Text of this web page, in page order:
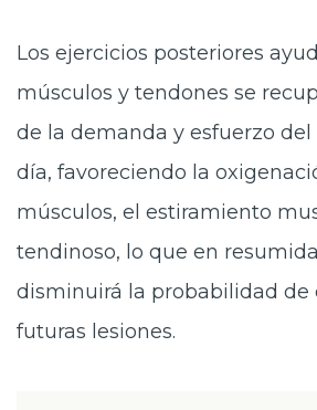
Los ejercicios posteriores
músculos y tendones se
de la demanda y esfuerzo del
día, favoreciendo la
músculos, el estiramiento
tendinoso, lo que en
disminuirá la probabilidad de
futuras lesiones.